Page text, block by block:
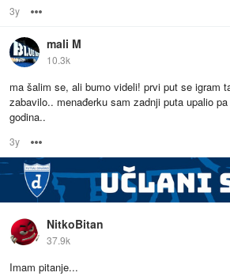
3y
mali M
10.3k
ma šalim se, ali bumo videli! prvi put se igram
zabavilo.. menađerku sam zadnji puta upalio
godina..
3y
NitkoBitan
37.9k
Imam pitanje...